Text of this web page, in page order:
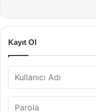
Kayıt Ol